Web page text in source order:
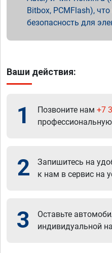
Bitbox, PCMFlash),
безопасность для
Ваши действия:
1 Позвоните нам +7
2
Запишитесь на
к нам в сервис на
3
Оставьте
индивидуальной